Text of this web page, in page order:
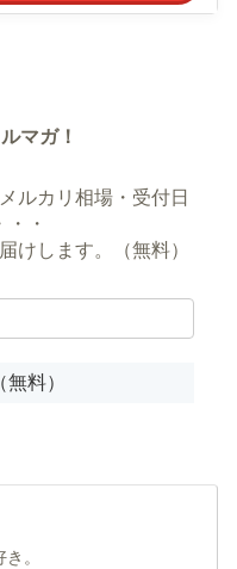
マガ！
ルカリ相場・受付日
・
けします。（無料）
。